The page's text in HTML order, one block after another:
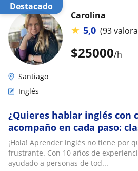
Destacado
$25000/h
Carolina
★ 5,0 (93
Santiago
Inglés
¿Quieres hablar inglés con
acompaño en cada paso:
adaptadas a tu ritmo, edad
Formación en USA y UK,
Educación; con amplia
¡Hola! Aprender inglés no tiene por
frustrante. Con 10 años de
ayudado a personas de tod...